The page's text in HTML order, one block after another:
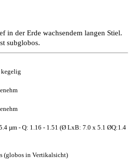
in der Erde wachsendem langen Stiel.
subglobos.
kegelig
µm - Q: 1.16 - 1.51 (Ø LxB: 7.0 x 5.1 ØQ:1.4
(globos in Vertikalsicht)